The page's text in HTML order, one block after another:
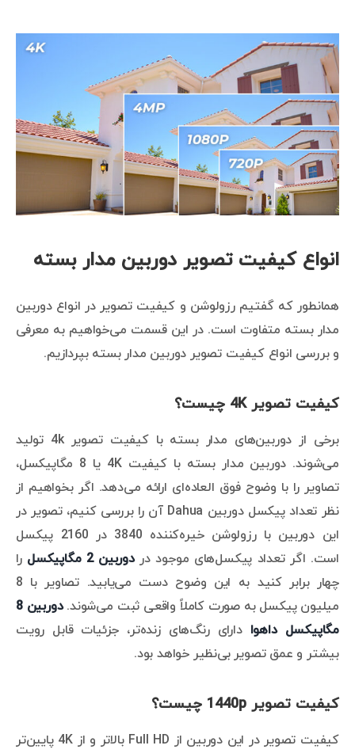
انواع کیفیت تصویر دوربین مدار بسته
همانطور که گفتیم رزولوشن و کیفیت تصویر در انواع دوربین
مدار بسته متفاوت است. در این قسمت می‌خواهیم به معرفی
و بررسی انواع کیفیت تصویر دوربین مدار بسته بپردازیم.
کیفیت تصویر 4K چیست؟
برخی از دوربین‌های مدار بسته با کیفیت تصویر 4k تولید
می‌شوند. دوربین مدار بسته با کیفیت 4K یا 8 مگاپیکسل،
تصاویر را با وضوح فوق العاده‌ای ارائه می‌دهد. اگر بخواهیم از
نظر تعداد پیکسل دوربین Dahua آن را بررسی کنیم، تصویر در
این دوربین با رزولوشن خیره‌کننده 3840 در 2160 پیکسل
است. اگر تعداد پیکسل‌های موجود دردوربین 2 مگاپیکسل
را
چهار برابر کنید به این وضوح دست می‌یابید. تصاویر با 8
میلیون پیکسل به صورت کاملاً واقعی ثبت می‌شوند.
دوربین 8
مگاپیکسل داهوا دارای رنگ‌های زنده‌تر، جزئیات قابل رویت
بیشتر و عمق تصویر بی‌نظیر خواهد بود.
کیفیت تصویر 1440p چیست؟
کیفیت تصویر در این دوربین از Full HD بالاتر و از 4K پایین‌تر